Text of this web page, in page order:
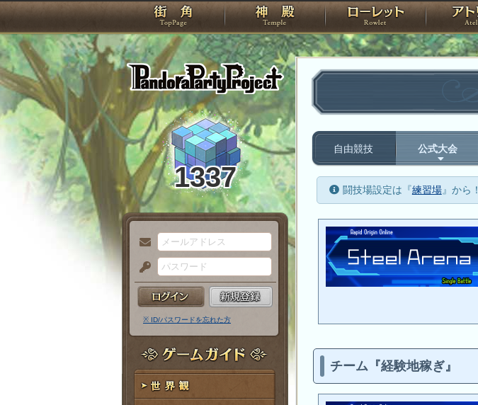
PandoraPartyProject
TOP 神殿 ローレット
1337
メ
ー
ル
ア
ド
レ
ス
パ
ス
ー
ド
※ ID/パスワードを忘れた方
ゲームガイド
自由競技 公式大会
闘技場設定は『練習場』から！
チーム『経験地稼ぎ』